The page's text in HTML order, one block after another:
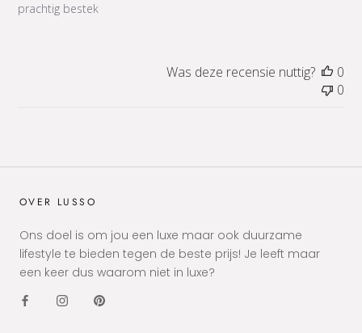
prachtig bestek
Was deze recensie nuttig?
0
0
OVER LUSSO
Ons doel is om jou een luxe maar ook duurzame
lifestyle te bieden tegen de beste prijs! Je leeft maar
een keer dus waarom niet in luxe?